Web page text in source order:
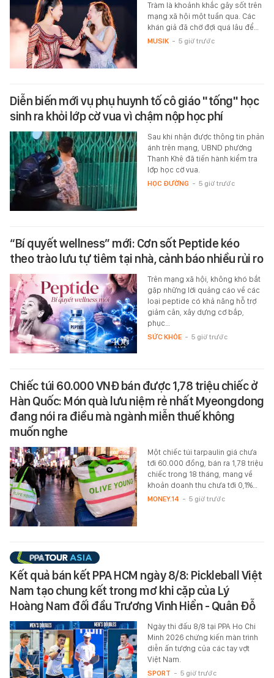
Tràm là khoảnh khắc gây sốt trên
mạng xã hội một tuần qua. Các
khán giả đã chờ đợi quá lâu để…
MUSIK - 5 giờ trước
Diễn biến mới vụ phụ huynh tố cô giáo "tống" học
sinh ra khỏi lớp cờ vua vì chậm nộp học phí
Sau khi nhận được thông tin phản
ánh trên mạng, UBND phường
Thanh Khê đã tiến hành kiểm tra
lớp học cờ vua.
HỌC ĐƯỜNG - 5 giờ trước
“Bí quyết wellness” mới: Cơn sốt Peptide kéo
theo trào lưu tự tiêm tại nhà, cảnh báo nhiều rủi ro
Trên mạng xã hội, không khó bắt
gặp những lời quảng cáo về các
loại peptide có khả năng hỗ trợ
giảm cân, xây dựng cơ bắp,
phục…
SỨC KHỎE - 5 giờ trước
Chiếc túi 60.000 VNĐ bán được 1,78 triệu chiếc ở
Hàn Quốc: Món quà lưu niệm rẻ nhất Myeongdong
đang nói ra điều mà ngành miễn thuế không
muốn nghe
Một chiếc túi tarpaulin giá chưa
tới 60.000 đồng, bán ra 1,78 triệu
chiếc trong 18 tháng, mang về
khoản doanh thu chưa tới 0,1%…
MONEY.14 - 5 giờ trước
Kết quả bán kết PPA HCM ngày 8/8: Pickleball Việt
Nam tạo chung kết trong mơ khi cặp của Lý
Hoàng Nam đối đầu Trương Vinh Hiển - Quân Đỗ
Ngày thi đấu 8/8 tại PPA Ho Chi
Minh 2026 chứng kiến màn trình
diễn ấn tượng của các tay vợt
Việt Nam.
SPORT - 5 giờ trước